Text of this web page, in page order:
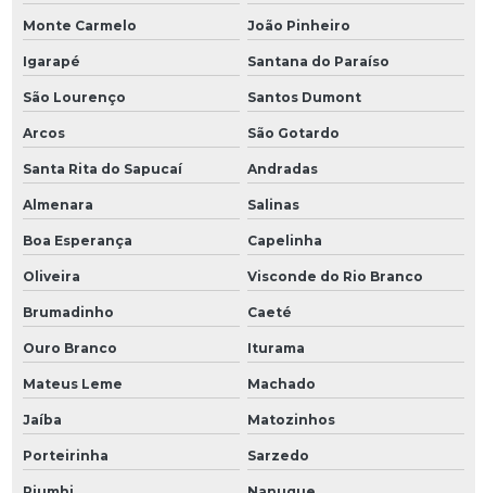
Monte Carmelo João Pinheiro
Igarapé Santana do Paraíso
São Lourenço Santos Dumont
Arcos São Gotardo
Santa Rita do Sapucaí Andradas
Almenara Salinas
Boa Esperança Capelinha
Oliveira Visconde do Rio Branco
Brumadinho Caeté
Ouro Branco Iturama
Mateus Leme Machado
Jaíba Matozinhos
Porteirinha Sarzedo